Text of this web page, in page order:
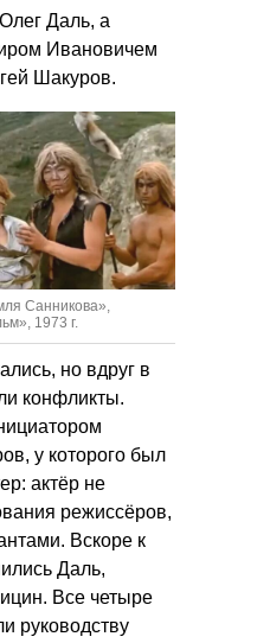
Даль, а
Ивановичем
Шакуров.
Санникова»,
1973 г.
но вдруг в
конфликты.
у которого был
актёр не
режиссёров,
Вскоре к
Даль,
Все четыре
руководству